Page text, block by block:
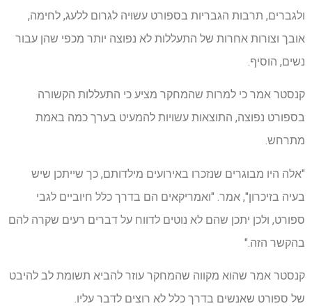
ולגברים, תרבות הגבריות בספורט עשויה לגרום ללעג, לחימה,
אובך וצורות אחרות של התעללות לא נפוצה יותר מכפי שהן עבור
נשים, הוסיף.
קנסטר אמר כי למרות שהמחקר מציע כי התעללות הקשורה
בספורט נפוצה, התוצאות עשויות להמעיט בערך כמה באמת
מתרחש.
"אלה היו מבוגרים שנזכרו באירועים מילדותם, כך שייתכן שיש
בעיה בזיכרון", אמר. "ואמריקאים הם בדרך כלל חיוביים לגבי
ספורט, ולכן יתכן שהם לא נוטים לדווח על דברים רעים שקרה להם
בהקשר הזה."
קנסטר אמר שהוא מקווה שהמחקר עוזר להביא תשומת לב להיבט
של ספורט שאנשים בדרך כלל לא רוצים לדבר עליו.